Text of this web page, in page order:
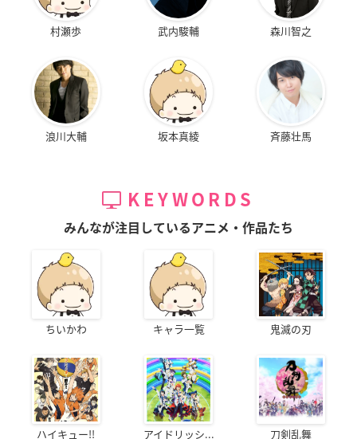
村瀬歩 武内駿輔 森川智之
浪川大輔 坂本真綾 斉藤壮馬
KEYWORDS
みんなが注目しているアニメ・作品たち
ちいかわ キャラ一覧 鬼滅の刃
ハイキュー!! アイドリッシ... 刀剣乱舞